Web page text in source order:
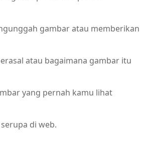
gambar atau memberikan
atau bagaimana gambar itu
yang pernah kamu lihat
di web.